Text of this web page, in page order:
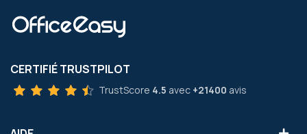
CERTIFIÉ TRUSTPILOT
TrustScore 4.5 avec +21400 avis